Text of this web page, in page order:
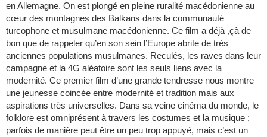
en Allemagne. On est plongé en pleine ruralité macédonienne au
cœur des montagnes des Balkans dans la communauté
turcophone et musulmane macédonienne. Ce film a déjà ,çà de
bon que de rappeler qu’en son sein l’Europe abrite de très
anciennes populations musulmanes. Reculés, les raves dans leur
campagne et la 4G aléatoire sont les seuls liens avec la
modernité. Ce premier film d’une grande tendresse nous montre
une jeunesse coincée entre modernité et tradition mais aux
aspirations très universelles. Dans sa veine cinéma du monde, le
folklore est omniprésent à travers les costumes et la musique ;
parfois de manière peut être un peu trop appuyé, mais c’est un